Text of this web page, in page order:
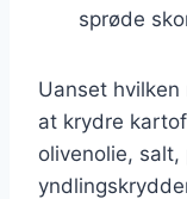
sprøde
Uanset
at krydre
olivenolie,